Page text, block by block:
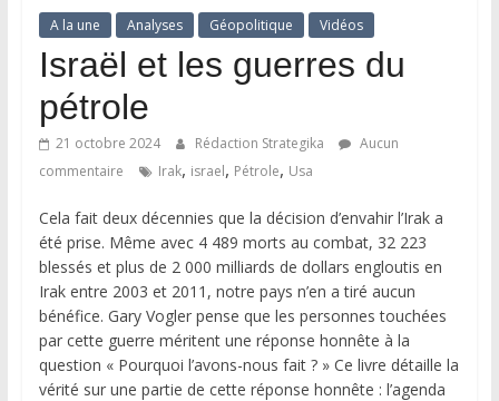
A la une Analyses Géopolitique Vidéos
Israël et les guerres du
pétrole
21 octobre 2024 Rédaction Strategika
Aucun
commentaire
Irak, israel, Pétrole, Usa
Cela fait deux décennies que la décision d’envahir l’Irak a
été prise. Même avec 4 489 morts au combat, 32 223
blessés et plus de 2 000 milliards de dollars engloutis en
Irak entre 2003 et 2011, notre pays n’en a tiré aucun
bénéfice. Gary Vogler pense que les personnes touchées
par cette guerre méritent une réponse honnête à la
question « Pourquoi l’avons-nous fait ? » Ce livre détaille la
vérité sur une partie de cette réponse honnête : l’agenda